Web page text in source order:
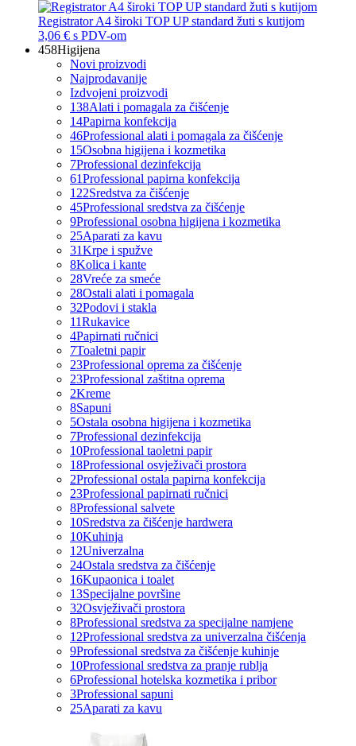
Registrator A4 široki TOP UP standard žuti s kutijom
3,06 € s PDV-om
458Higijena
Novi proizvodi
Najprodavanije
Izdvojeni proizvodi
138Alati i pomagala za čišćenje
14Papirna konfekcija
46Professional alati i pomagala za čišćenje
15Osobna higijena i kozmetika
7Professional dezinfekcija
61Professional papirna konfekcija
122Sredstva za čišćenje
45Professional sredstva za čišćenje
9Professional osobna higijena i kozmetika
25Aparati za kavu
31Krpe i spužve
8Kolica i kante
28Vreće za smeće
28Ostali alati i pomagala
32Podovi i stakla
11Rukavice
4Papirnati ručnici
7Toaletni papir
23Professional oprema za čišćenje
23Professional zaštitna oprema
2Kreme
8Sapuni
5Ostala osobna higijena i kozmetika
7Professional dezinfekcija
10Professional taoletni papir
18Professional osvježivači prostora
2Professional ostala papirna konfekcija
23Professional papirnati ručnici
8Professional salvete
10Sredstva za čišćenje hardwera
10Kuhinja
12Univerzalna
24Ostala sredstva za čišćenje
16Kupaonica i toalet
13Specijalne površine
32Osvježivači prostora
8Professional sredstva za specijalne namjene
12Professional sredstva za univerzalna čišćenja
9Professional sredstva za čišćenje kuhinje
10Professional sredstva za pranje rublja
6Professional hotelska kozmetika i pribor
3Professional sapuni
25Aparati za kavu